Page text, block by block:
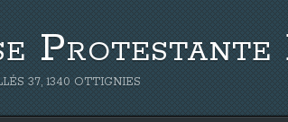
Protestante
37, 1340 OTTIGNIES